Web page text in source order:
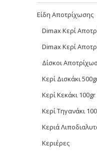
Είδη Αποτρίχωσης
Dimax Κερί
Dimax Κερί
Δίσκοι
Κερί Δισκάκι
Κερί Κεκάκι 100gr
Κερί Τηγανάκι
Κεριά
Κεριέρες